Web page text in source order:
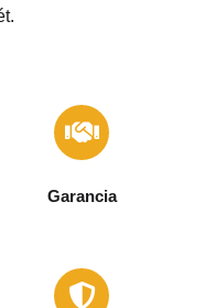
Garancia
Minden elvégzett javításra 6